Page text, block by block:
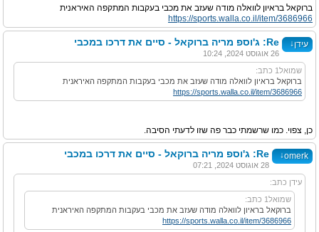
ברוקאל בראיון לוואלה מודה שעזב את מכבי בעקבות המתקפה האיראנית
https://sports.walla.co.il/item/3686966
עידן↓ Re: ג'וספ מריה ברוקאל - סיים את דרכו במכבי
26 אוגוסט 2024, 10:24
שמואל1 כתב:
ברוקאל בראיון לוואלה מודה שעזב את מכבי בעקבות המתקפה האיראנית
https://sports.walla.co.il/item/3686966
כן, צפוי. כמו שרשמתי כבר פה שזו לדעתי הסיבה.
omerk
↓ Re: ג'וספ מריה ברוקאל - סיים את דרכו במכבי
28 אוגוסט 2024, 07:21
עידן כתב:
שמואל1 כתב:
ברוקאל בראיון לוואלה מודה שעזב את מכבי בעקבות המתקפה האיראנית
https://sports.walla.co.il/item/3686966